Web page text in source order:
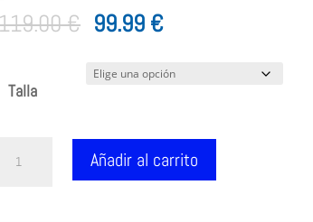
€ El
original
119.00 €.
99.99 €El
actual
99.99 €.
Talla
Añadir al carrito